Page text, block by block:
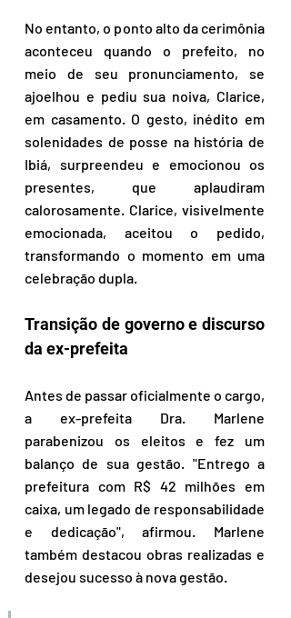
No entanto, o ponto alto da cerimônia
aconteceu quando o prefeito, no
meio de seu pronunciamento, se
ajoelhou e pediu sua noiva, Clarice,
em casamento. O gesto, inédito em
solenidades de posse na história de
Ibiá, surpreendeu e emocionou os
presentes, que aplaudiram
calorosamente. Clarice, visivelmente
emocionada, aceitou o pedido,
transformando o momento em uma
celebração dupla.
Transição de governo e discurso
da ex-prefeita
Antes de passar oficialmente o cargo,
a ex-prefeita Dra. Marlene
parabenizou os eleitos e fez um
balanço de sua gestão. "Entrego a
prefeitura com R$ 42 milhões em
caixa, um legado de responsabilidade
e dedicação", afirmou. Marlene
também destacou obras realizadas e
desejou sucesso à nova gestão.